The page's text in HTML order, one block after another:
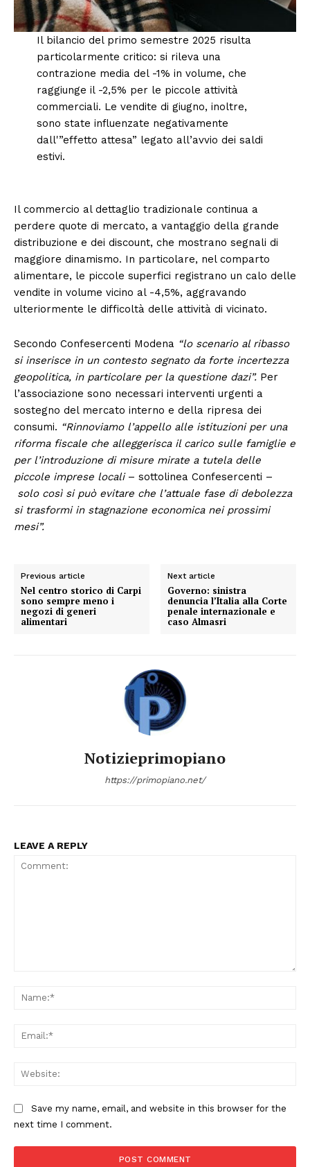
Il bilancio del primo semestre 2025 risulta
particolarmente critico: si rileva una
contrazione media del -1% in volume, che
raggiunge il -2,5% per le piccole attività
commerciali. Le vendite di giugno, inoltre,
sono state influenzate negativamente
dall'”effetto attesa” legato all’avvio dei saldi
estivi.
Il commercio al dettaglio tradizionale continua a
perdere quote di mercato, a vantaggio della grande
distribuzione e dei discount, che mostrano segnali di
maggiore dinamismo. In particolare, nel comparto
alimentare, le piccole superfici registrano un calo delle
vendite in volume vicino al -4,5%, aggravando
ulteriormente le difficoltà delle attività di vicinato.
Secondo Confesercenti Modena “lo scenario al ribasso
si inserisce in un contesto segnato da forte incertezza
geopolitica, in particolare per la questione dazi”. Per
l’associazione sono necessari interventi urgenti a
sostegno del mercato interno e della ripresa dei
consumi. “Rinnoviamo l’appello alle istituzioni per una
riforma fiscale che alleggerisca il carico sulle famiglie e
per l’introduzione di misure mirate a tutela delle
piccole imprese locali– sottolinea Confesercenti –
solo così si può evitare che l’attuale fase di debolezza
si trasformi in stagnazione economica nei prossimi
mesi”.
Previous article
Nel centro storico di Carpi
sono sempre meno i
negozi di generi
alimentari
Next article
Governo: sinistra
denuncia l’Italia alla Corte
penale internazionale e
caso Almasri
Notizieprimopiano
https://primopiano.net/
LEAVE A REPLY
Save my name, email, and website in this browser for the
next time I comment.